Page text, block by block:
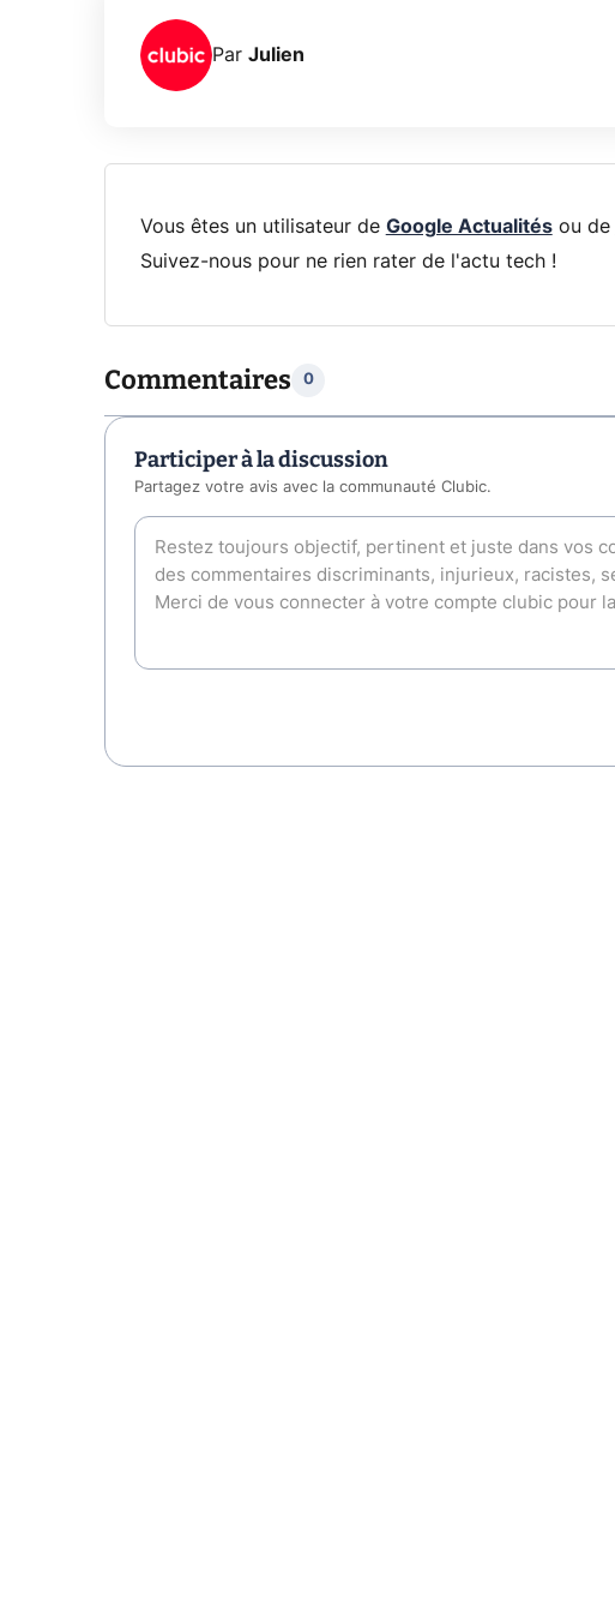
Par Julien
Vous êtes un utilisateur de Google Actualitésou de
Suivez-nous pour ne rien rater de l'actu tech !
Commentaires 0
Participer à la discussion
Partagez votre avis avec la communauté Clubic.